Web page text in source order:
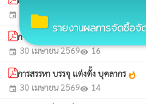
folder รายงานผลการจัดซื้อ
event 30 เมษายน 2569
การย้าย การโอน
event 30 เมษายน 2569visibility16
การสรรหา บรรจุ แต่งตั้ง บุคลากร whatshot
event 30 เมษายน 2569visibility 14